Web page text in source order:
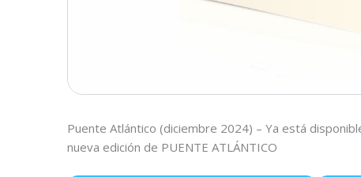
Puente Atlántico (diciembre 2024) – Ya está
nueva edición de PUENTE ATLÁNTICO